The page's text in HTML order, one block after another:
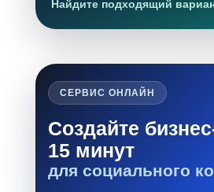
Найдите подходящий
СЕРВИС ОНЛАЙН
Создайте
15 минут
для социального